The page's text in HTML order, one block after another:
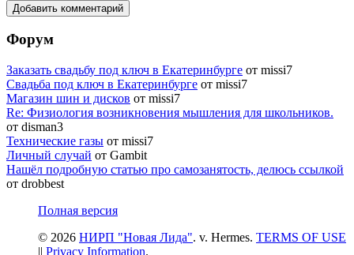
Форум
Заказать свадьбу под ключ в Екатеринбурге от missi7
Cвадьба под ключ в Екатеринбурге от missi7
Магазин шин и дисков от missi7
Re: Физиология возникновения мышления для школьников.
от disman3
Технические газы от missi7
Личный случай от Gambit
Нашёл подробную статью про самозанятость, делюсь ссылкой
от drobbest
Полная версия
© 2026 НИРП "Новая Лида". v. Hermes. TERMS OF USE
|| Privacy Information.